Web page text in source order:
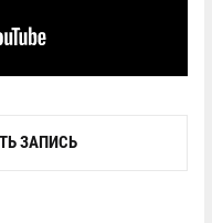
ЗАПИСЬ